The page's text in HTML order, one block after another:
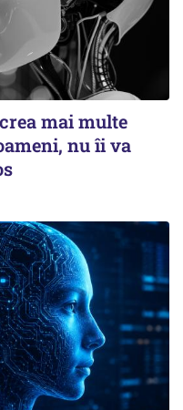
mai multe
nu îi va